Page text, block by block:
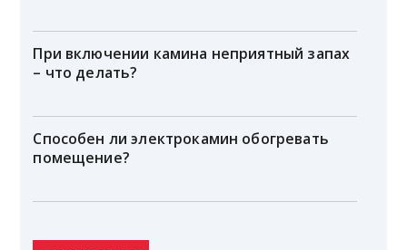
При включении камина неприятный запах
– что делать?
Способен ли электрокамин обогревать
помещение?